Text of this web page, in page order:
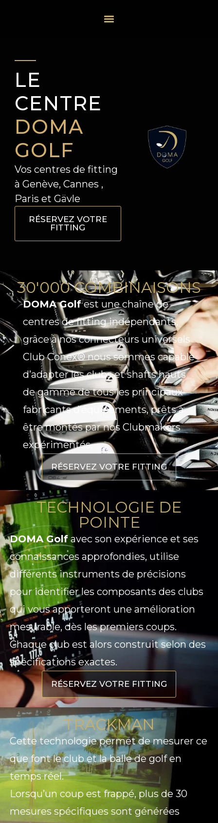
LE
CENTRE
DOMA
GOLF
Vos centres de fitting
à Genève, Cannes ,
Paris et Gävle
RÉSERVEZ VOTRE
FITTING
30'000 COMBINAISONS
DOMA Golfest une chaîne de
centres de fitting indépendants,
grâce à nos connecteurs universels
Club Conex® nous sommes capable
d’adapter les clubs et shafts hauts
de gamme de tous les principaux
fabricants d’équipements, prêts à
être montés par nos Clubmakers
expérimentés.
RÉSERVEZ VOTRE FITTING
TECHNOLOGIE DE
POINTE
DOMA Golf avec son expérience et ses
connaissances approfondies, utilise
différents instruments de précisions
pour identifier les composants des clubs
qui vous apporteront une amélioration
mesurable, dès les premiers coups.
Chaque club est alors construit selon des
spécifications exactes.
RÉSERVEZ VOTRE FITTING
TRACKMAN
Cette technologie permet de mesurer ce
que font le club et la balle de golf en
temps réel.
Lorsqu’un coup est frappé, plus de 30
mesures spécifiques sont générées